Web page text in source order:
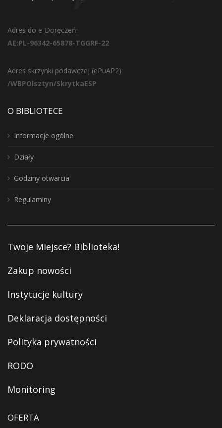
Adres do e-Doręczeń:
AE:PL-96342-65878-TGGRF-22
Adres skrzynki podawczej (ePuAP2):
/WBPOlsztyn/SkrytkaESP
O BIBLIOTECE
Informacje ogólne
Działy
Godziny otwarcia
Regulaminy
Twoje Miejsce? Biblioteka!
Zakup nowości
Instytucje kultury
Deklaracja dostępności
Polityka prywatności
RODO
Monitoring
OFERTA